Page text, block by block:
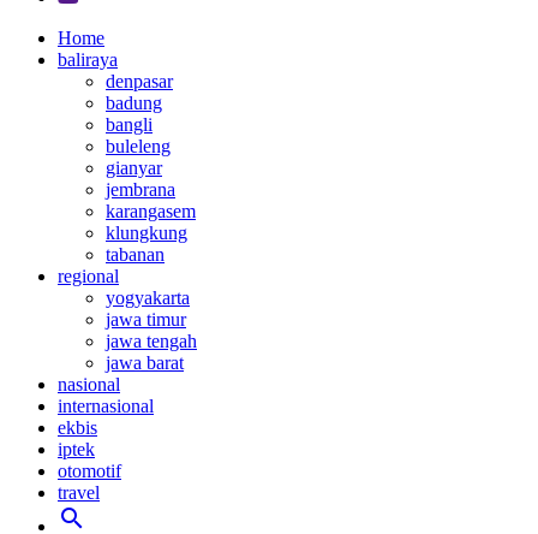
Home
baliraya
denpasar
badung
bangli
buleleng
gianyar
jembrana
karangasem
klungkung
tabanan
regional
yogyakarta
jawa timur
jawa tengah
jawa barat
nasional
internasional
ekbis
iptek
otomotif
travel
search